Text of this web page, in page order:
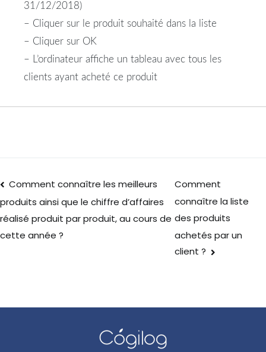
31/12/2018)
– Cliquer sur le produit souhaité dans la liste
– Cliquer sur OK
– L’ordinateur affiche un tableau avec tous les
clients ayant acheté ce produit
Comment connaître les meilleurs
produits ainsi que le chiffre d’affaires
réalisé produit par produit, au cours de
cette année ?
Comment
connaître la liste
des produits
achetés par un
client ?